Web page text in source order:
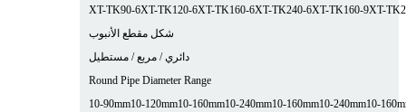
XT-TK90-6XT-TK120-6XT-TK160-6XT-TK240-6XT-TK160-9XT-
شكل مقطع الأنبوب
دائري / مربع / مستطيل
Round Pipe Diameter Range
10-90mm10-120mm10-160mm10-240mm10-160mm10-240mm10-